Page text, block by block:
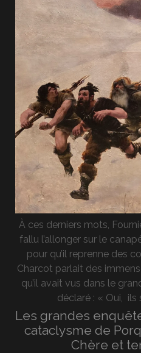
À ces derniers mots,
fallu l’allonger sur le
pour qu’il reprenne des
Charcot parlait des
qu’il avait vus dans le
déclaré : « Oui, ils
Les grandes
cataclysme de
Chère et